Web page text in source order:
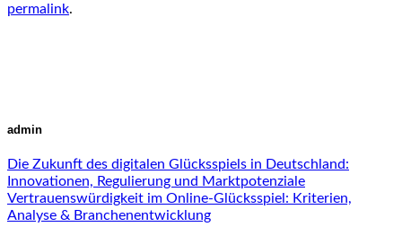
permalink.
admin
Die Zukunft des digitalen Glücksspiels in Deutschland:
Innovationen, Regulierung und Marktpotenziale
Vertrauenswürdigkeit im Online-Glücksspiel: Kriterien,
Analyse & Branchenentwicklung